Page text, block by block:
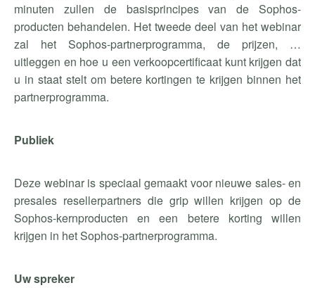
minuten zullen de basisprincipes van de Sophos-
producten behandelen. Het tweede deel van het webinar
zal het Sophos-partnerprogramma, de prijzen, …
uitleggen en hoe u een verkoopcertificaat kunt krijgen dat
u in staat stelt om betere kortingen te krijgen binnen het
partnerprogramma.
Publiek
Deze webinar is speciaal gemaakt voor nieuwe sales- en
presales resellerpartners die grip willen krijgen op de
Sophos-kernproducten en een betere korting willen
krijgen in het Sophos-partnerprogramma.
Uw spreker